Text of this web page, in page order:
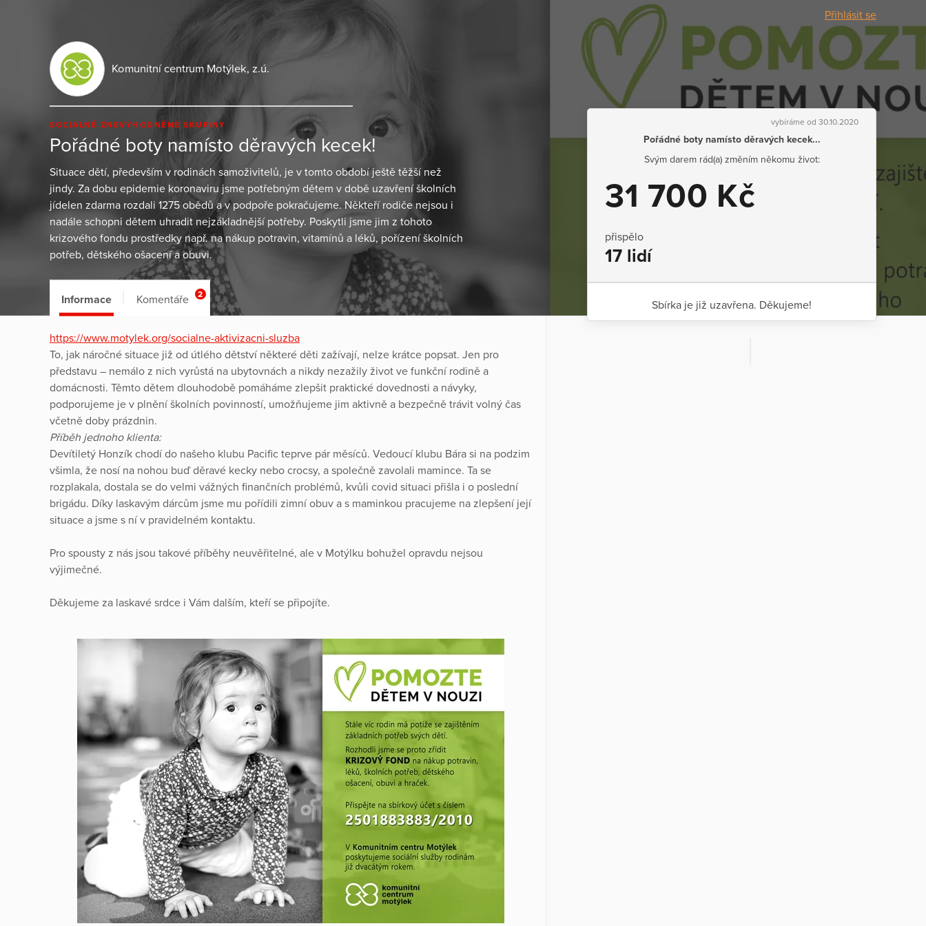
Přihlásit se
Komunitní centrum Motýlek, z.ú.
SOCIÁLNĚ ZNEVÝHODNĚNÉ SKUPINY
Pořádné boty namísto děravých kecek!
Situace dětí, především v rodinách samoživitelů, je v tomto období ještě těžší než
jindy. Za dobu epidemie koronaviru jsme potřebným dětem v době uzavření školních
jídelen zdarma rozdali 1275 obědů a v podpoře pokračujeme. Někteří rodiče nejsou i
nadále schopni dětem uhradit nejzákladnější potřeby. Poskytli jsme jim z tohoto
krizového fondu prostředky např. na nákup potravin, vitamínů a léků, pořízení školních
potřeb, dětského ošacení a obuvi.
vybíráme od 30.10.2020
Pořádné boty namísto děravých kecek...
Svým darem rád(a) změním někomu život:
31 700 Kč
přispělo
17 lidí
Sbírka je již uzavřena. Děkujeme!
Informace Komentáře 2
https://www.motylek.org/socialne-aktivizacni-sluzba
To, jak náročné situace již od útlého dětství některé děti zažívají, nelze krátce popsat. Jen pro
představu – nemálo z nich vyrůstá na ubytovnách a nikdy nezažily život ve funkční rodině a
domácnosti. Těmto dětem dlouhodobě pomáháme zlepšit praktické dovednosti a návyky,
podporujeme je v plnění školních povinností, umožňujeme jim aktivně a bezpečně trávit volný čas
včetně doby prázdnin.
Příběh jednoho klienta:
Devítiletý Honzík chodí do našeho klubu Pacific teprve pár měsíců. Vedoucí klubu Bára si na podzim
všimla, že nosí na nohou buď děravé kecky nebo crocsy, a společně zavolali mamince. Ta se
rozplakala, dostala se do velmi vážných finančních problémů, kvůli covid situaci přišla i o poslední
brigádu. Díky laskavým dárcům jsme mu pořídili zimní obuv a s maminkou pracujeme na zlepšení její
situace a jsme s ní v pravidelném kontaktu.
Pro spousty z nás jsou takové příběhy neuvěřitelné, ale v Motýlku bohužel opravdu nejsou
výjimečné.
Děkujeme za laskavé srdce i Vám dalším, kteří se připojíte.